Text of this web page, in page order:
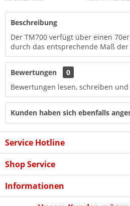
Beschreibung
Der TM700 verfügt über einen
durch das entsprechende Maß der
Bewertungen
0
Bewertungen lesen, schreiben
Kunden haben sich ebenfalls
Service Hotline
Shop Service
Informationen